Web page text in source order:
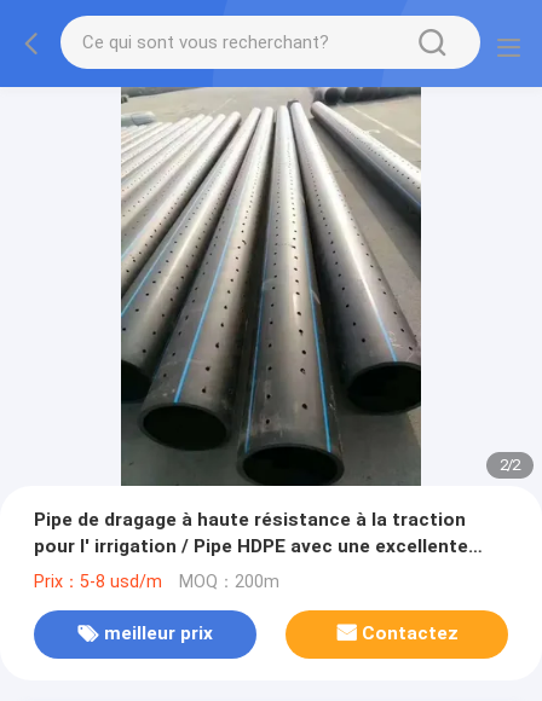
2/2
Pipe de dragage à haute résistance à la traction
pour l' irrigation / Pipe HDPE avec une excellente
souplesse et une résistance aux chocs
Prix：5-8 usd/m MOQ：200m
meilleur prix Contactez